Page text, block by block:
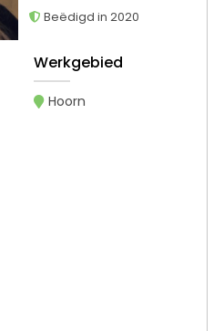
Beëdigd in 2020
Werkgebied
Hoorn